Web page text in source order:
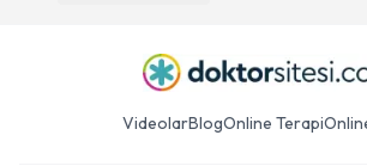
VideolarBlogOnline Terapi